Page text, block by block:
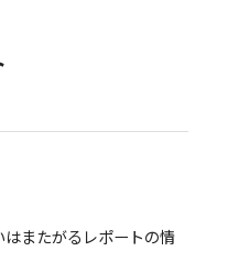
またがるレポートの情